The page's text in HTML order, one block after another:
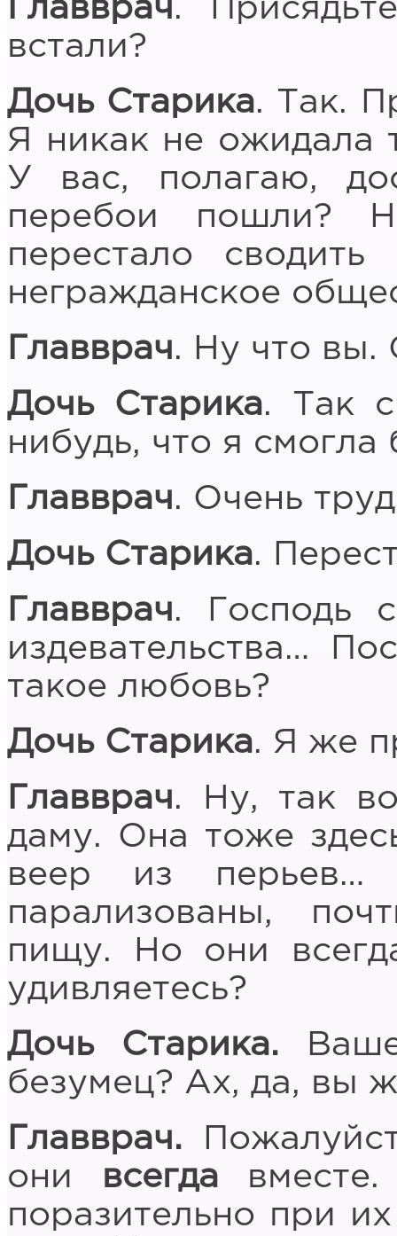
Главврач .
встали?
Дочь Старика. Так.
Я никак не ожидала
У вас, полагаю,
перебои пошли?
перестало
негражданское
Главврач. Ну что вы.
Дочь Старика. Так
нибудь, что я смогла
Главврач. Очень
Дочь Старика.
Главврач. Господь
издевательства…
такое любовь?
Дочь Старика. Я же
Главврач. Ну, так
даму. Она тоже
веер из
парализованы,
пищу. Но они
удивляетесь?
Дочь Старика.
безумец? Ах, да, вы
Главврач.
они всегда
поразительно при